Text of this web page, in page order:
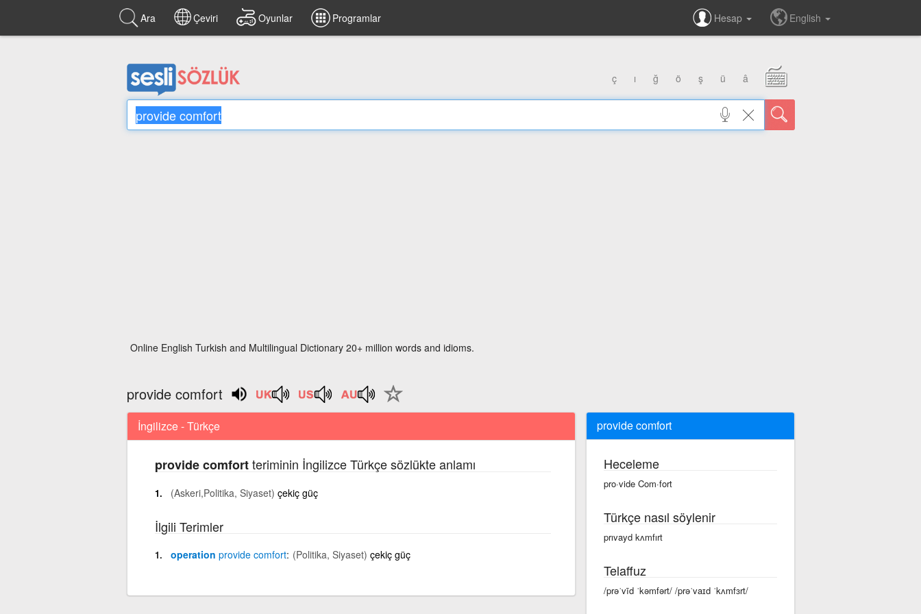
Ara Çeviri Oyunlar Programlar Hesap English
ç ı ğ ö ş ü â
Online English Turkish and Multilingual Dictionary 20+ million words and idioms.
provide comfort
İngilizce - Türkçe
provide comfortteriminin İngilizce Türkçe sözlükte anlamı
(Askeri,Politika, Siyaset) çekiç güç
İlgili Terimler
operation provide comfort (Politika, Siyaset) çekiç güç
provide comfort
Heceleme
pro·vide Com·fort
Türkçe nasıl söylenir
prıvayd kʌmfırt
Telaffuz
/prəˈvīd ˈkəmfərt/ /prəˈvaɪd ˈkʌmfɜrt/